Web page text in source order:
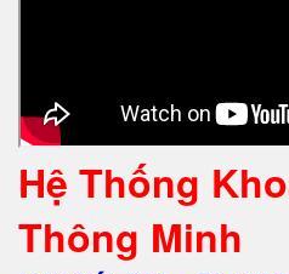
Hệ Thống
Thông Minh